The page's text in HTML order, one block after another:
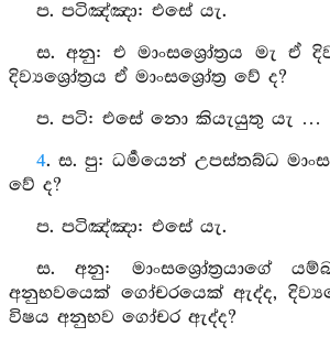
ප. පටිඤ්ඤා: එසේ යැ.
ස. අනු: එ මාංසශ්‍රෝත්‍රය මැ ඒ
දිව්‍යශ්‍රෝත්‍රය ඒ මාංසශ්‍රෝත්‍ර වේ ද?
ප. පටි: එසේ නො කියැයුතු යැ …
4. ස. පු: ධර්‍මයෙන් උපස්තබ්ධ
වේ ද?
ප. පටිඤ්ඤා: එසේ යැ.
ස. අනු: මාංසශ්‍රෝත්‍රයාගේ
අනුභවයෙක් ගෝචරයෙක් ඇද්ද,
විෂය අනුභව ගෝචර ඇද්ද?